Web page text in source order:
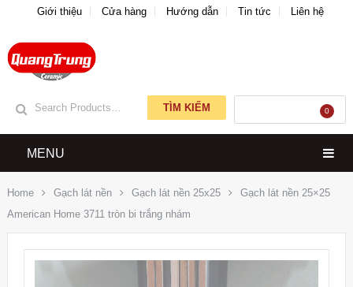
Giới thiệu Cửa hàng Hướng dẫn Tin tức Liên hệ
0
TÌM KIẾM
MENU
Home Gạch lát nền Gạch lát nền 25x25
Gạch lát nền 25×25
American Home 3711 tròn bi trắng nhám